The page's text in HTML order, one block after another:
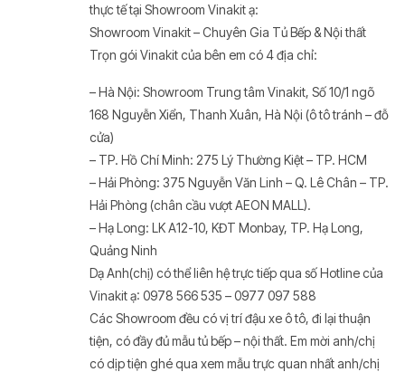
thực tế tại Showroom Vinakit ạ:
Showroom Vinakit – Chuyên Gia Tủ Bếp & Nội thất
Trọn gói Vinakit của bên em có 4 địa chỉ:
– Hà Nội: Showroom Trung tâm Vinakit, Số 10/1 ngõ
168 Nguyễn Xiển, Thanh Xuân, Hà Nội (ô tô tránh – đỗ
cửa)
– TP. Hồ Chí Minh: 275 Lý Thường Kiệt – TP. HCM
– Hải Phòng: 375 Nguyễn Văn Linh – Q. Lê Chân – TP.
Hải Phòng (chân cầu vượt AEON MALL).
– Hạ Long: LK A12-10, KĐT Monbay, TP. Hạ Long,
Quảng Ninh
Dạ Anh(chị) có thể liên hệ trực tiếp qua số Hotline của
Vinakit ạ: 0978 566 535 – 0977 097 588
Các Showroom đều có vị trí đậu xe ô tô, đi lại thuận
tiện, có đầy đủ mẫu tủ bếp – nội thất. Em mời anh/chị
có dịp tiện ghé qua xem mẫu trực quan nhất anh/chị